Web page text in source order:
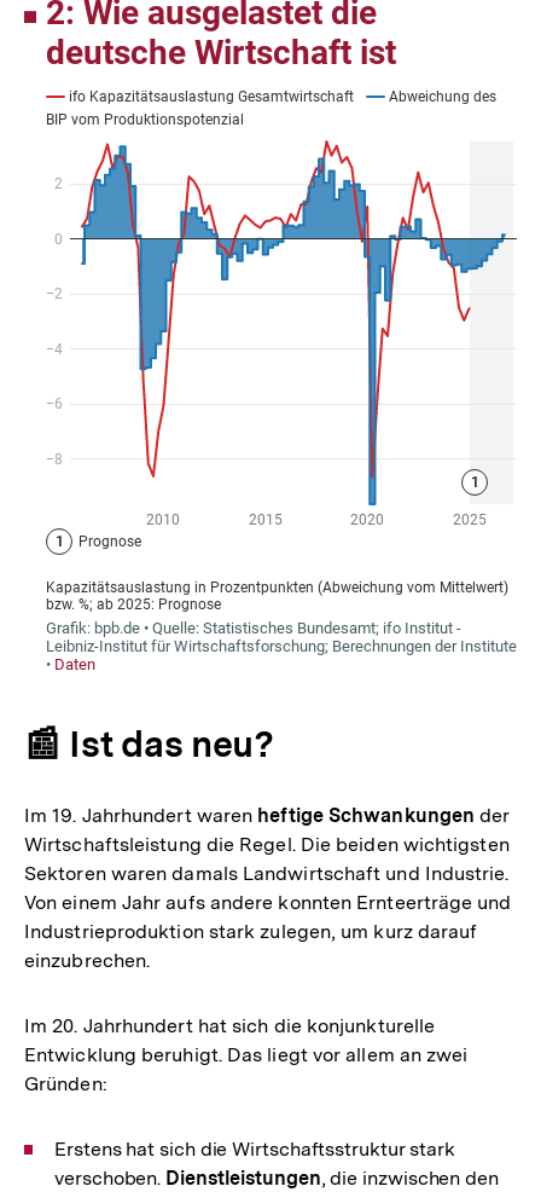
📰 Ist das neu?
Im 19. Jahrhundert waren heftige Schwankungen der
Wirtschaftsleistung die Regel. Die beiden wichtigsten
Sektoren waren damals Landwirtschaft und Industrie.
Von einem Jahr aufs andere konnten Ernteerträge und
Industrieproduktion stark zulegen, um kurz darauf
einzubrechen.
Im 20. Jahrhundert hat sich die konjunkturelle
Entwicklung beruhigt. Das liegt vor allem an zwei
Gründen:
Erstens hat sich die Wirtschaftsstruktur stark
verschoben. Dienstleistungen, die inzwischen den